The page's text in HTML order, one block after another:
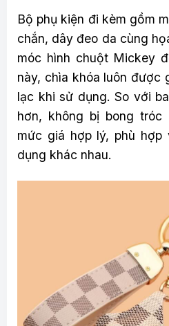
Bộ phụ kiện đi kèm gồm
chắn, dây đeo da cùng
móc hình chuột Mickey
này, chìa khóa luôn được
lạc khi sử dụng. So với
hơn, không bị bong
mức giá hợp lý, phù hợp
dụng khác nhau.